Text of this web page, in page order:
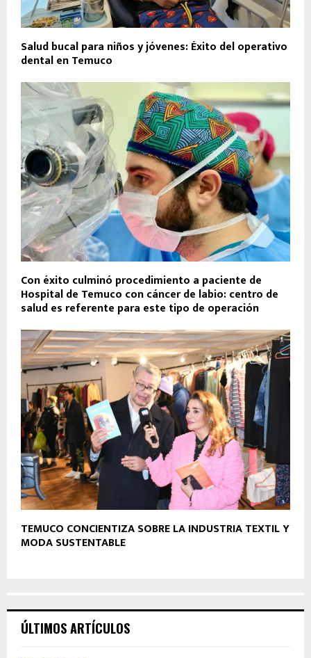
Salud bucal para niños y jóvenes: Éxito del operativo
dental en Temuco
Con éxito culminó procedimiento a paciente de
Hospital de Temuco con cáncer de labio: centro de
salud es referente para este tipo de operación
TEMUCO CONCIENTIZA SOBRE LA INDUSTRIA TEXTIL Y
MODA SUSTENTABLE
ÚLTIMOS ARTÍCULOS